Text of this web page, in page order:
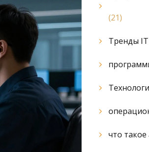
(21)
Тренды IT
что такое